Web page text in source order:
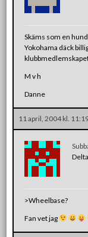
Skäms som en
Yokohama däck
M v h
Danne
11 april, 2004 kl.
>Wheelbase?
Fan vet jag